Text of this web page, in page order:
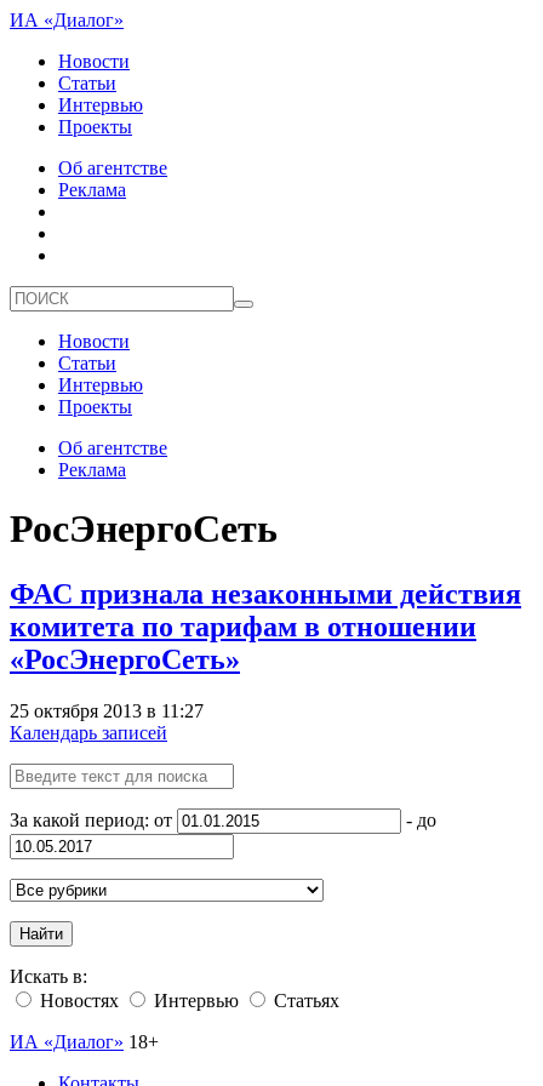
ИА «Диалог»
Новости
Статьи
Интервью
Проекты
Об агентстве
Реклама
Новости
Статьи
Интервью
Проекты
Об агентстве
Реклама
РосЭнергоСеть
ФАС признала незаконными действия
комитета по тарифам в отношении
«РосЭнергоСеть»
25 октября 2013 в 11:27
Календарь записей
За какой период: от - до
Найти
Искать в:
Новостях
Интервью
Статьях
ИА «Диалог» 18+